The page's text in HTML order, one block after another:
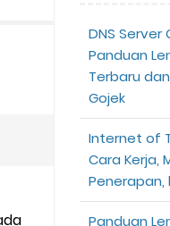
DNS Server
Panduan
Terbaru
Gojek
Internet of
Cara Kerja,
Penerapan,
Panduan